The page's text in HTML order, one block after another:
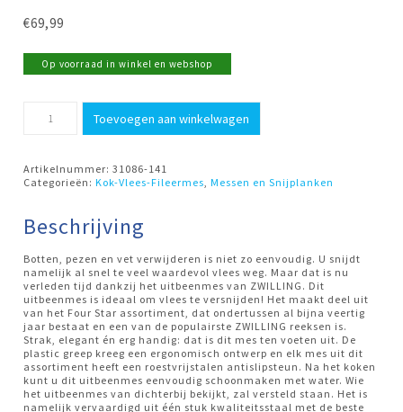
€69,99
Op voorraad in winkel en webshop
uitbeenmes
aantal
Toevoegen aan winkelwagen
Artikelnummer:31086-141
Categorieën:Kok-Vlees-Fileermes ,Messen en Snijplanken
Beschrijving
Botten, pezen en vet verwijderen is niet zo eenvoudig. U snijdt
namelijk al snel te veel waardevol vlees weg. Maar dat is nu
verleden tijd dankzij het uitbeenmes van ZWILLING. Dit
uitbeenmes is ideaal om vlees te versnijden! Het maakt deel uit
van het Four Star assortiment, dat ondertussen al bijna veertig
jaar bestaat en een van de populairste ZWILLING reeksen is.
Strak, elegant én erg handig: dat is dit mes ten voeten uit. De
plastic greep kreeg een ergonomisch ontwerp en elk mes uit dit
assortiment heeft een roestvrijstalen antislipsteun. Na het koken
kunt u dit uitbeenmes eenvoudig schoonmaken met water. Wie
het uitbeenmes van dichterbij bekijkt, zal versteld staan. Het is
namelijk vervaardigd uit één stuk kwaliteitsstaal met de beste